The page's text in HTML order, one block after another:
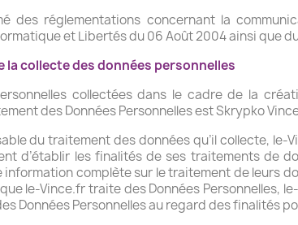
des réglementations concernant la
et Libertés du 06 Août 2004 ainsi que
la collecte des données personnelles
collectées dans le cadre de la
des Données Personnelles est Skrypko
du traitement des données qu’il collecte,
d’établir les finalités de ses traitements de
information complète sur le traitement de leurs
le-Vince.fr traite des Données Personnelles,
Données Personnelles au regard des finalités